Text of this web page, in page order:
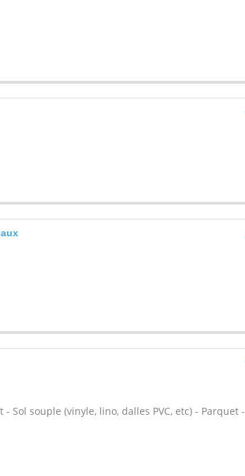
souple (vinyle, lino, dalles PVC, etc) - Parquet -